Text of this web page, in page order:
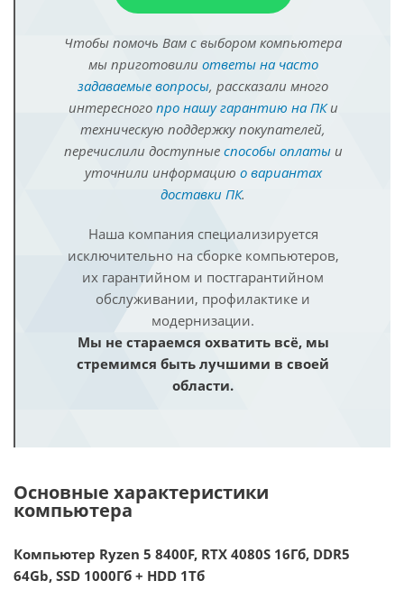
Чтобы помочь Вам с выбором компьютера
мы приготовили ответы на часто
задаваемые вопросы, рассказали много
интересного про нашу гарантию на ПКи
техническую поддержку покупателей,
перечислили доступные способы оплатыи
уточнили информацию о вариантах
доставки ПК.
Наша компания специализируется
исключительно на сборке компьютеров,
их гарантийном и постгарантийном
обслуживании, профилактике и
модернизации.
Мы не стараемся охватить всё, мы
стремимся быть лучшими в своей
области.
Основные характеристики
компьютера
Компьютер Ryzen 5 8400F, RTX 4080S 16Гб, DDR5
64Gb, SSD 1000Гб + HDD 1Тб